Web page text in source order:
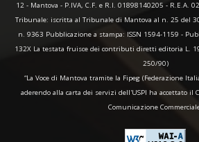
12 - Mantova - P.IVA, C.F. e R.I. 01898140205 - R.E.A.
Tribunale: iscritta al Tribunale di Mantova al n. 25 del
n. 9363 Pubblicazione a stampa: ISSN 1594-1159 -
132X La testata fruisce dei contributi diretti editoria L.
250/90)
“La Voce di Mantova tramite la Fipeg (Federazione
aderendo alla carta dei servizi dell'USPI ha accettato il
Comunicazione